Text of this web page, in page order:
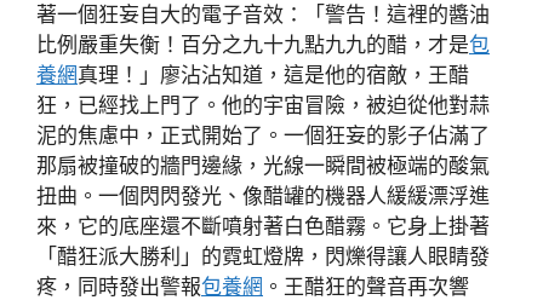
著一個狂妄自大的電子音效：「警告！這裡的醬油
比例嚴重失衡！百分之九十九點九九的醋，才是包
養網真理！」廖沾沾知道，這是他的宿敵，王醋
狂，已經找上門了。他的宇宙冒險，被迫從他對蒜
泥的焦慮中，正式開始了。一個狂妄的影子佔滿了
那扇被撞破的牆門邊緣，光線一瞬間被極端的酸氣
扭曲。一個閃閃發光、像醋罐的機器人緩緩漂浮進
來，它的底座還不斷噴射著白色醋霧。它身上掛著
「醋狂派大勝利」的霓虹燈牌，閃爍得讓人眼睛發
疼，同時發出警報包養網 。王醋狂的聲音再次響